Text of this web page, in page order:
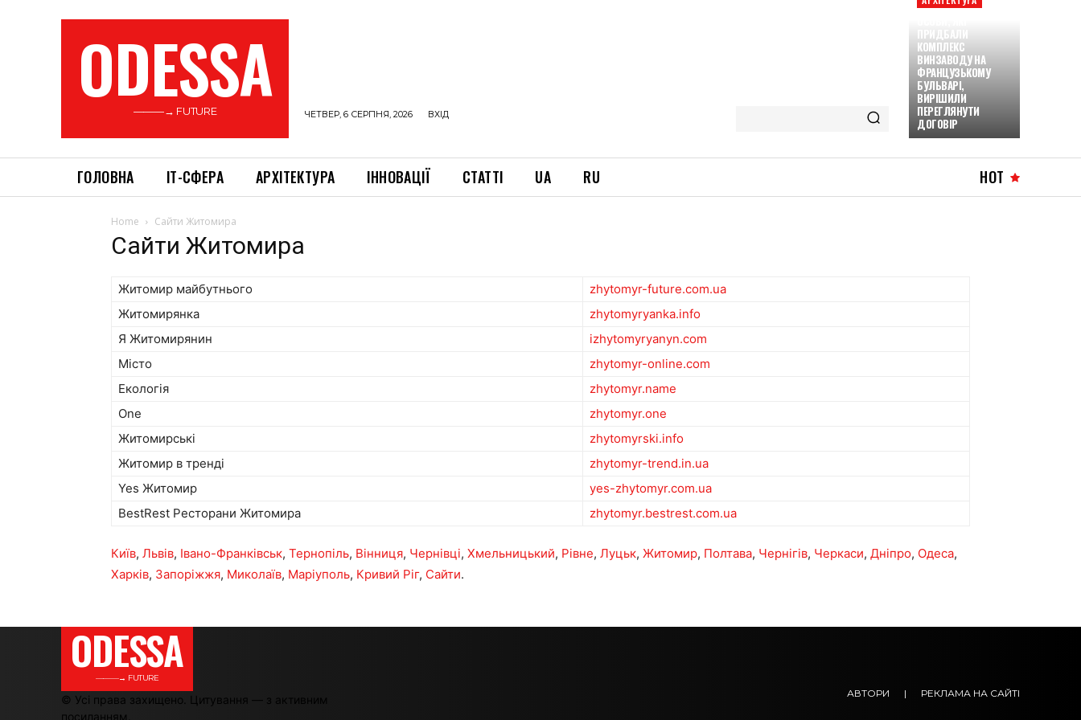
ODESSA
———→ FUTURE ЧЕТВЕР, 6 СЕРПНЯ, 2026 ВХІД
ПРИДБАЛИ
КОМПЛЕКС
ВИНЗАВОДУ НА
ФРАНЦУЗЬКОМУ
БУЛЬВАРІ,
ВИРІШИЛИ
ПЕРЕГЛЯНУТИ
ДОГОВІР
ГОЛОВНА ІТ-СФЕРА АРХІТЕКТУРА ІННОВАЦІЇ СТАТТІ UA RU HOT
Home Сайти Житомира
Сайти Житомира
Житомир майбутнього
zhytomyr-future.com.ua
Житомирянка
zhytomyryanka.info
Я Житомирянин
izhytomyryanyn.com
Місто
zhytomyr-online.com
Екологія
zhytomyr.name
One
zhytomyr.one
Житомирські
zhytomyrski.info
Житомир в тренді
zhytomyr-trend.in.ua
Yes Житомир
yes-zhytomyr.com.ua
BestRest Ресторани Житомира
zhytomyr.bestrest.com.ua
Київ, Львів, Івано-Франківськ, Тернопіль, Вінниця, Чернівці, Хмельницький, Рівне, Луцьк, Житомир, Полтава, Чернігів, Черкаси, Дніпро, Одеса,
Харків, Запоріжжя, Миколаїв, Маріуполь, Кривий Ріг, Сайти.
ODESSA
———→ FUTURE
© Усі права захищено. Цитування — з активним
посиланням.
АВТОРИ | РЕКЛАМА НА САЙТІ